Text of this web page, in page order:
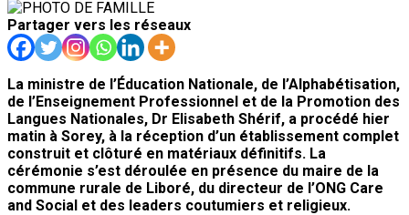
Partager vers les réseaux
La ministre de l’Éducation Nationale, de l’Alphabétisation,
de l’Enseignement Professionnel et de la Promotion des
Langues Nationales, Dr Elisabeth Shérif, a procédé hier
matin à Sorey, à la réception d’un établissement complet
construit et clôturé en matériaux définitifs. La
cérémonie s’est déroulée en présence du maire de la
commune rurale de Liboré, du directeur de l’ONG Care
and Social et des leaders coutumiers et religieux.